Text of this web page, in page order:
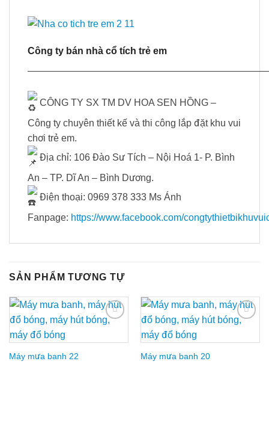
Công ty bán nhà cổ tích trẻ em
CÔNG TY SX TM DV HOA SEN HỒNG –
Công ty chuyên thiết kế và thi công lắp đặt khu vui
chơi trẻ em.
Địa chỉ: 106 Đào Sư Tích – Nội Hoá 1- P. Bình
An – TP. Dĩ An – Bình Dương.
Điện thoại: 0969 378 333 Ms Ánh
Fanpage: https://www.facebook.com/
SẢN PHẨM TƯƠNG TỰ
Máy mưa banh 22 Máy mưa banh 20